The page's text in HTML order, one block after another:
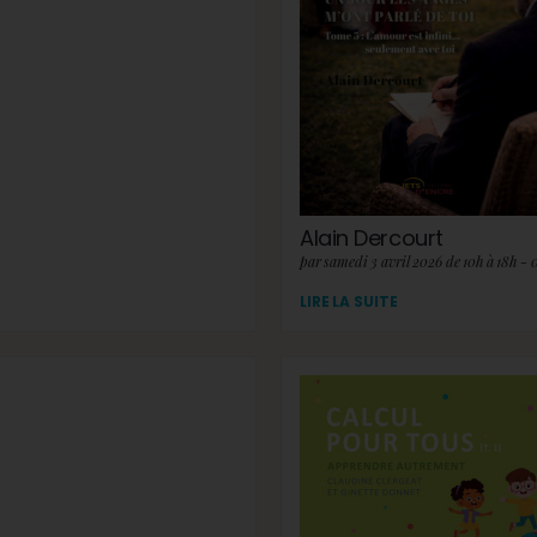
Alain Dercourt
par samedi 3 avril 2026 de 10h à 18h -
LIRE LA SUITE